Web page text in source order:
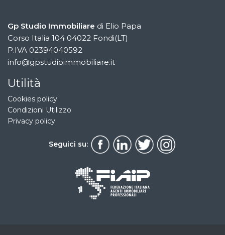
Gp Studio Immobiliare di Elio Papa
Corso Italia 104 04022 Fondi(LT)
P.IVA 02394040592
info@gpstudioimmobiliare.it
Utilità
Cookies policy
Condizioni Utilizzo
Privacy policy
Seguici su: